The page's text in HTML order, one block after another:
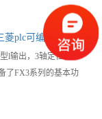
菱plc可编程控制器
l输出，3轴定位，
了FX3系列的基本功